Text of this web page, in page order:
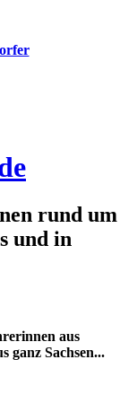
rund um
und in
aus
ganz Sachsen...